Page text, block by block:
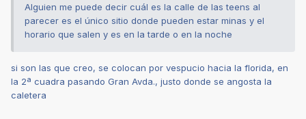
Alguien me puede decir cuál es la calle de las teens al
parecer es el único sitio donde pueden estar minas y el
horario que salen y es en la tarde o en la noche
si son las que creo, se colocan por vespucio hacia la florida, en
la 2ª cuadra pasando Gran Avda., justo donde se angosta la
caletera